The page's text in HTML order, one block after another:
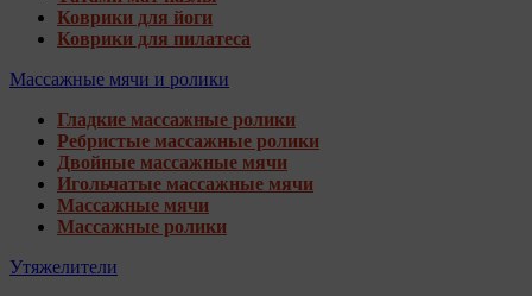
Коврики для йоги
Коврики для пилатеса
Массажные мячи и ролики
Гладкие массажные ролики
Ребристые массажные ролики
Двойные массажные мячи
Игольчатые массажные мячи
Массажные мячи
Массажные ролики
Утяжелители